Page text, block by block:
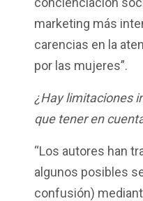
marketing más
carencias en la
por las mujeres”.
¿Hay limitaciones
que tener en
“Los autores han
algunos posibles
confusión)